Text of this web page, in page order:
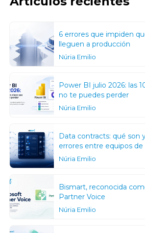
6 errores que impiden
lleguen a producción
Núria Emilio
Power BI julio 2026: las
no te puedes perder
Núria Emilio
Data contracts: qué son
errores entre equipos de
Núria Emilio
Bismart, reconocida
Partner Voice
Núria Emilio